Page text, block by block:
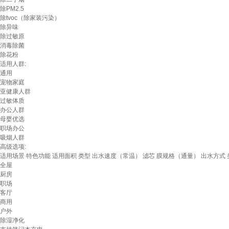
除PM2.5
除tvoc（除家装污染）
除异味
除过敏原
消毒除菌
除花粉
适用人群:
通用
宠物家庭
亚健康人群
过敏体质
办公人群
母婴优选
职场办公
吸烟人群
高级选项:
适用场景 特色功能 适用面积 类型 出水速度（常温） 滤芯 膜规格（通量） 出水方式
全屋
厨房
职场
客厅
商用
户外
除湿净化